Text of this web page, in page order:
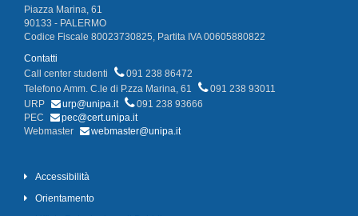
Piazza Marina, 61
90133 - PALERMO
Codice Fiscale 80023730825, Partita IVA 00605880822
Contatti
Call center studenti
091 238 86472
Telefono Amm. C.le di P.zza Marina, 61
091 238 93011
URP
urp@unipa.it
091 238 93666
PEC
pec@cert.unipa.it
Webmaster
webmaster@unipa.it
Accessibilità
Orientamento